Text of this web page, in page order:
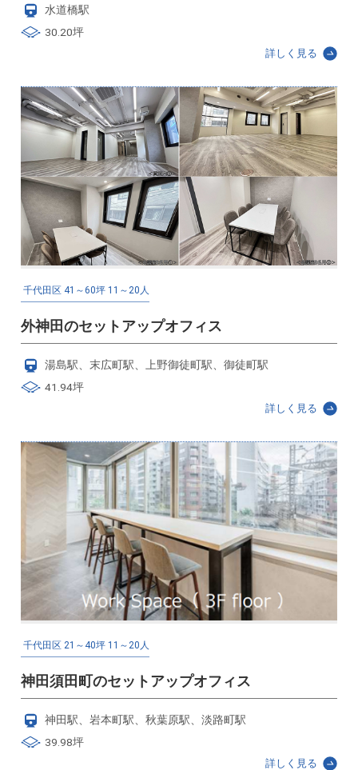
水道橋駅
30.20坪
詳しく見る
千代田区 41～60坪 11～20人
外神田のセットアップオフィス
湯島駅、末広町駅、上野御徒町駅、御徒町駅
41.94坪
詳しく見る
千代田区 21～40坪 11～20人
神田須田町のセットアップオフィス
神田駅、岩本町駅、秋葉原駅、淡路町駅
39.98坪
詳しく見る